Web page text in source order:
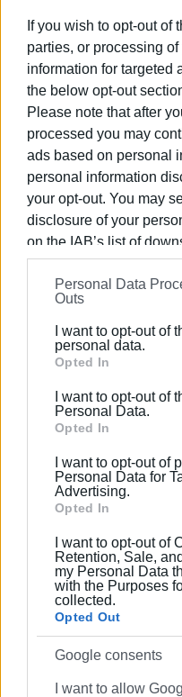
If you wish to opt-out of
parties, or processing
information for targeted
the below opt-out
Please note that after
processed you may
ads based on personal
personal information
your opt-out. You may
disclosure of your
on the IAB’s list of
information may also
on theIAB’s List of
further disclose it to
Please note that this
Google services and
behaviour. You may
Google and its third-
section.
Personal Data
Outs
I want to opt-out of
personal data.
Opted In
I want to opt-out of
Personal Data.
Opted In
I want to opt-out of
Personal Data for
Advertising.
Opted In
I want to opt-out of
Retention, Sale,
my Personal Data
with the Purposes
collected.
Opted Out
Google consents
I want to allow
Τα παιδιά έπρεπε μέσα
διάστημα να σκεφτούν
πίστες τους σε
κατασκευάσουν το
να δουλέψει.
Κατάφεραν με
στην πρώτη πεντάδα
ομάδα robotoxic και
σε 100 ομάδες. Επίσης
Η ομάδα Corfu Robotiki
τις τεράστιες
που τους στάθηκαν
Εμφανίσεις: 92
ΕΛΕΝΗ
Εργάζεται στις
δημόσιες σχέσεις,
καλλιτεχνικό